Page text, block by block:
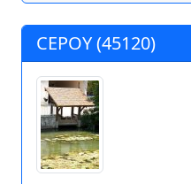
CEPOY (45120)